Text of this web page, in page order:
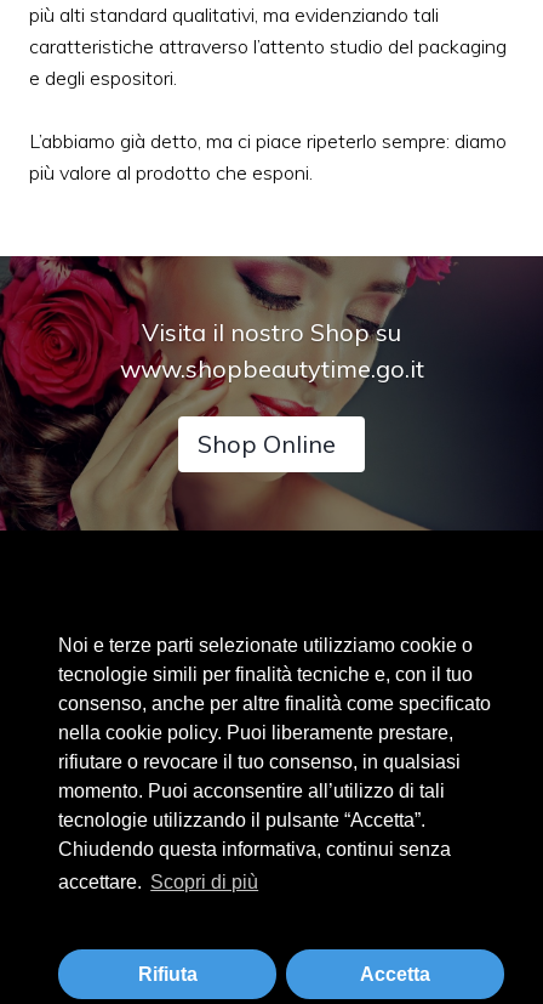
Noi e terze parti selezionate utilizziamo cookie o
tecnologie simili per finalità tecniche e, con il tuo
consenso, anche per altre finalità come specificato
nella cookie policy. Puoi liberamente prestare,
rifiutare o revocare il tuo consenso, in qualsiasi
momento. Puoi acconsentire all’utilizzo di tali
tecnologie utilizzando il pulsante “Accetta”.
Chiudendo questa informativa, continui senza
accettare. Scopri di più
Rifiuta Accetta
più alti standard qualitativi, ma evidenziando tali
caratteristiche attraverso l’attento studio del packaging
e degli espositori.
L’abbiamo già detto, ma ci piace ripeterlo sempre: diamo
più valore al prodotto che esponi.
Visita il nostro Shop su
www.shopbeautytime.go.it
Shop Online
Cookie Policy
Privacy Policy
Privacy Clienti / Fornitori
BEAUTYTIME INTERNATIONAL S.R.L.
UNIPERSONALE
beautytime@beautytime.go.it